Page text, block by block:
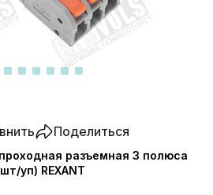
Поделиться
разъемная 3 полюса
уп) REXANT